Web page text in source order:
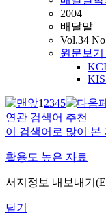
2004
배달말
Vol.34
원문보기
KCI
12345
연관 검색어 추천
이 검색어로 많이 본
활용도 높은 자료
서지정보 내보내기
닫기